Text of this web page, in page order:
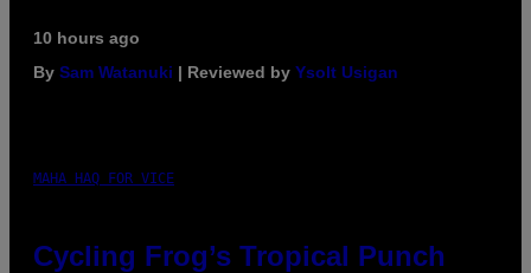
10 hours ago
By Sam Watanuki | Reviewed by Ysolt Usigan
MAHA HAQ FOR VICE
Cycling Frog’s Tropical Punch